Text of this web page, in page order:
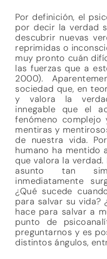
Por definición, el
por decir la verdad
descubrir nuevas
reprimidas o
muy pronto cuán
las fuerzas que a
2000).
sociedad que, en
y valora la
innegable que el
fenómeno
mentiras y
de nuestra vida.
humano ha mentido
que valora la
asunto tan
inmediatamente
¿Qué sucede
para salvar su vida?
hace para salvar a
punto de
preguntarnos y es
distintos ángulos,